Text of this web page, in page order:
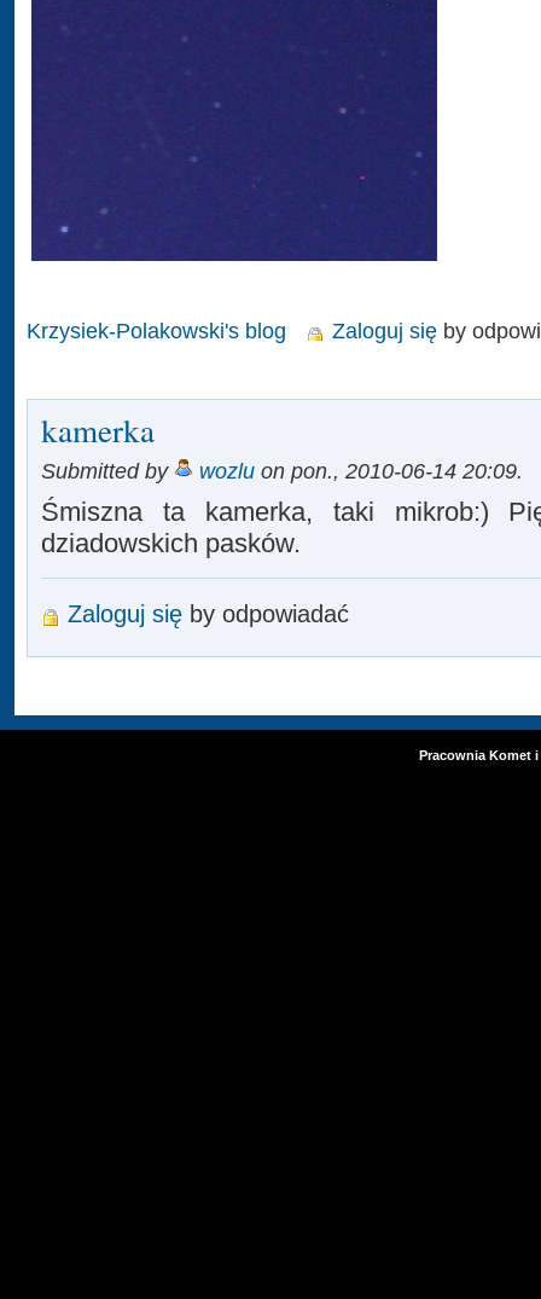
Krzysiek-Polakowski's blog Zaloguj się by
kamerka
Submitted by wozlu on pon., 2010-06-14 20:09.
Śmiszna ta kamerka, taki mikrob:)
dziadowskich pasków.
Zaloguj się by odpowiadać
Pracownia Komet